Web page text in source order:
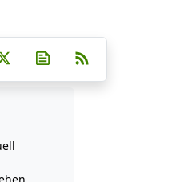
Facebook
auf Whatsapp
Teilen auf Telegram
Mail teilen
Post auf XNewsletter